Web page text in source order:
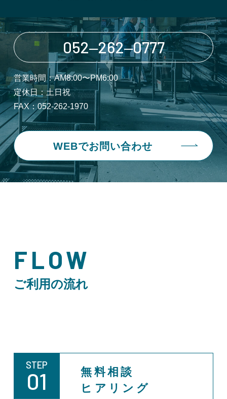
052‒262‒0777
営業時間：AM8:00〜PM6:00
定休日：土日祝
FAX：052-262-1970
WEBでお問い合わせ
FLOW
ご利用の流れ
STEP
01
無料相談
ヒアリング